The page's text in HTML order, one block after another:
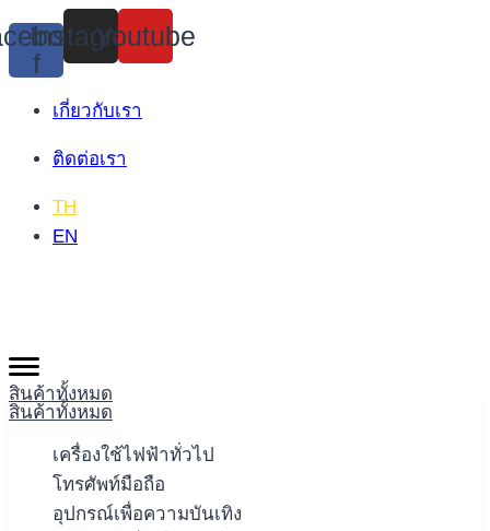
Skip
to
content
f
Instagram
Youtube
เกี่ยวกับเรา
ติดต่อเรา
TH
EN
สินค้าทั้งหมด
สินค้าทั้งหมด
เครื่องใช้ไฟฟ้าทั่วไป
โทรศัพท์มือถือ
อุปกรณ์เพื่อความบันเทิง